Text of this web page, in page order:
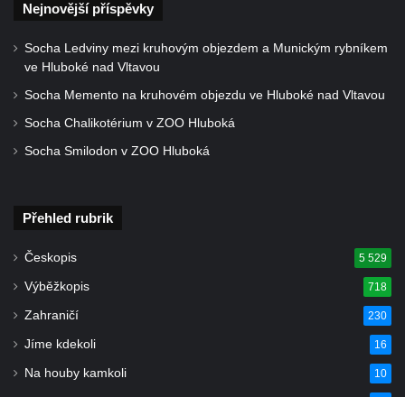
Kostel Božího Těla v Kraslicích
Varech
Kaple Panny Marie pod hradem Přimda
Kaple Panny Marie v Kunčicích nad Labem
Hrobová kaple na hřbitově v Rychnově u
Rychnově u Jablonce nad Nisou
Krásné u Pěnčína
Kostel svatého Josefa v Krásné u Pěnčína
Nejnovější příspěvky
Socha Ledviny mezi kruhovým objezdem a Munickým rybníkem
ve Hluboké nad Vltavou
Socha Memento na kruhovém objezdu ve Hluboké nad Vltavou
Socha Chalikotérium v ZOO Hluboká
Socha Smilodon v ZOO Hluboká
Přehled rubrik
Českopis 5 529
Výběžkopis 718
Zahraničí 230
Jíme kdekoli 16
Na houby kamkoli 10